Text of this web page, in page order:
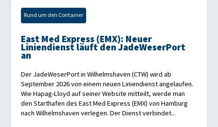
Rund um den Container
East Med Express (EMX): Neuer
Liniendienst läuft den JadeWeserPort
an
Der JadeWeserPort in Wilhelmshaven (CTW) wird ab
September 2026 von einem neuen Liniendienst angelaufen.
Wie Hapag-Lloyd auf seiner Website mitteilt, werde man
den Starthafen des East Med Express (EMX) von Hamburg
nach Wilhelmshaven verlegen. Der Dienst verbindet...